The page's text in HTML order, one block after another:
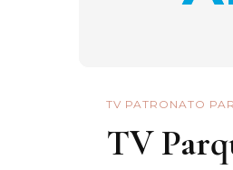
TV PATRONATO
TV